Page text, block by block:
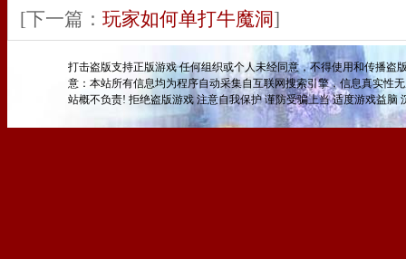
[下一篇： 玩家如何单打牛魔洞]
打击盗版支持正版游戏 任何组织或个人未经同意，不得使用和传播盗
意：本站所有信息均为程序自动采集自互联网搜索引擎，信息真实性
站概不负责! 拒绝盗版游戏 注意自我保护 谨防受骗上当 适度游戏益脑